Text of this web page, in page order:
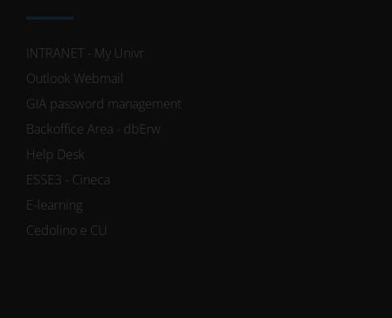
INTRANET - My Univr
Outlook Webmail
GIA password management
Backoffice Area - dbErw
Help Desk
ESSE3 - Cineca
E-learning
Cedolino e CU